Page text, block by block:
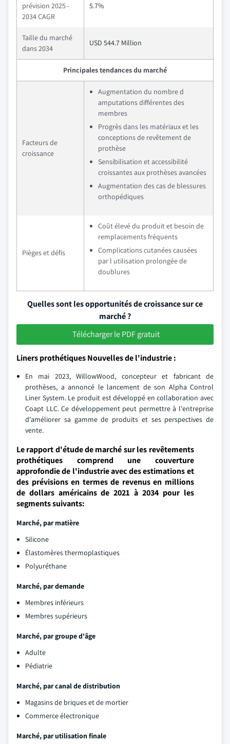
prévision 2025 -
2034 CAGR
5.7%
Taille du marché
dans 2034
USD 544.7 Million
Principales tendances du marché
Facteurs de
croissance
Augmentation du nombre d
amputations différentes des
membres
Progrès dans les matériaux et les
conceptions de revêtement de
prothèse
Sensibilisation et accessibilité
croissantes aux prothèses avancées
Augmentation des cas de blessures
orthopédiques
Pièges et défis
Coût élevé du produit et besoin de
remplacements fréquents
Complications cutanées causées
par l utilisation prolongée de
doublures
Quelles sont les opportunités de croissance sur ce
marché ?
Télécharger le PDF gratuit
Liners prothétiques Nouvelles de l'industrie :
En mai 2023, WillowWood, concepteur et fabricant de
prothèses, a annoncé le lancement de son Alpha Control
Liner System. Le produit est développé en collaboration avec
Coapt LLC. Ce développement peut permettre à l'entreprise
d'améliorer sa gamme de produits et ses perspectives de
vente.
Le rapport d'étude de marché sur les revêtements
prothétiques comprend une couverture
approfondie de l'industrie avec des estimations et
des prévisions en termes de revenus en millions
de dollars américains de 2021 à 2034 pour les
segments suivants:
Marché, par matière
Silicone
Élastomères thermoplastiques
Polyuréthane
Marché, par demande
Membres inférieurs
Membres supérieurs
Marché, par groupe d'âge
Adulte
Pédiatrie
Marché, par canal de distribution
Magasins de briques et de mortier
Commerce électronique
Marché, par utilisation finale